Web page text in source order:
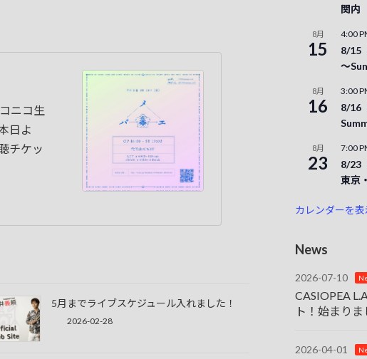
ニコ生
日よ
チケッ
5月までライブスケジュール入れました！
2026-02-28
関内
8月
15
4:00
8/15
～
8月
16
3:00
8/16
8月
23
7:00
8/23
東京
カレンダーを表
News
2026-07-10
CASIOPEA
ト！始まりま
2026-04-01